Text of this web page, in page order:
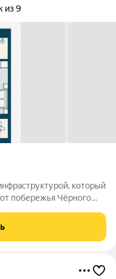
из 9
который
побережья Чёрного
включает: -
с